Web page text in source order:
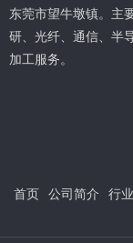
东莞市望牛墩镇。主
研、光纤、通信、半
加工服务。
首页 公司简介 行